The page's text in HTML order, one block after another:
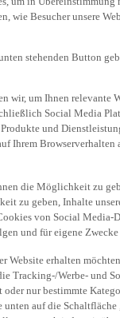
wie Besucher unsere
stehenden Button
wir, um Ihnen relevante
Social Media
Produkte und
Ihrem Browserverhalten
die Möglichkeit zu
zu geben, Inhalte
von Social
und für eigene
Website erhalten
Tracking-/Werbe- und
nur bestimmte
auf die